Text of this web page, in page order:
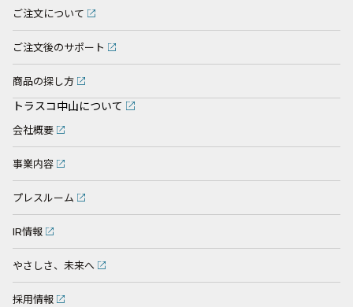
ご注文について
ご注文後のサポート
商品の探し方
トラスコ中山について
会社概要
事業内容
プレスルーム
IR情報
やさしさ、未来へ
採用情報